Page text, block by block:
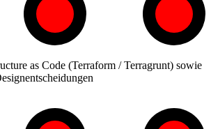
as Code (Terraform / Terragrunt) sowie